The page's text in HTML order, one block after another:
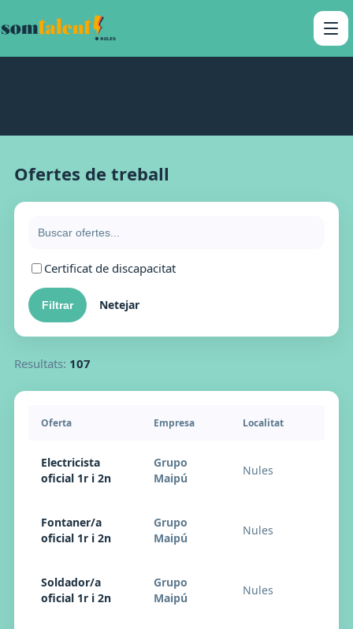
Ofertes de treball
Certificat de discapacitat
Netejar
Resultats: 107
Oferta Empresa Localitat
Electricista
oficial 1r i 2n
Grupo
Maipú
Nules
Fontaner/a
oficial 1r i 2n
Grupo
Maipú
Nules
Soldador/a
oficial 1r i 2n
Grupo
Maipú
Nules